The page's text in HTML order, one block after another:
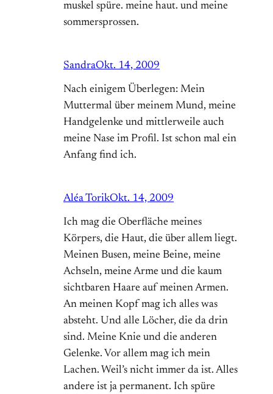
muskel spüre. meine haut. und meine
sommersprossen.
SandraOkt. 14, 2009
Nach einigem Überlegen: Mein
Muttermal über meinem Mund, meine
Handgelenke und mittlerweile auch
meine Nase im Profil. Ist schon mal ein
Anfang find ich.
Aléa TorikOkt. 14, 2009
Ich mag die Oberfläche meines
Körpers, die Haut, die über allem liegt.
Meinen Busen, meine Beine, meine
Achseln, meine Arme und die kaum
sichtbaren Haare auf meinen Armen.
An meinen Kopf mag ich alles was
absteht. Und alle Löcher, die da drin
sind. Meine Knie und die anderen
Gelenke. Vor allem mag ich mein
Lachen. Weil’s nicht immer da ist. Alles
andere ist ja permanent. Ich spüre